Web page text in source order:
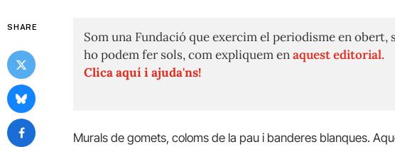
SHARE
Som una Fundació que exercim el periodisme en obert,
ho podem fer sols, com expliquem enaquest editorial.
Clica aquí i ajuda'ns!
Murals de gomets, coloms de la pau i banderes blanques.